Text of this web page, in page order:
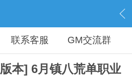
› 开区版本下载 › 内容
联系客服 GM交流群
本] 6月镇八荒单职业